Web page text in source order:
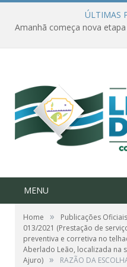
ÚLTIMAS
MENU
Home » Publicações Oficiais
013/2021 (Prestação de
preventiva e corretiva no
Aberlado Leão, localizada na
Ajuro) » RAZÃO DA